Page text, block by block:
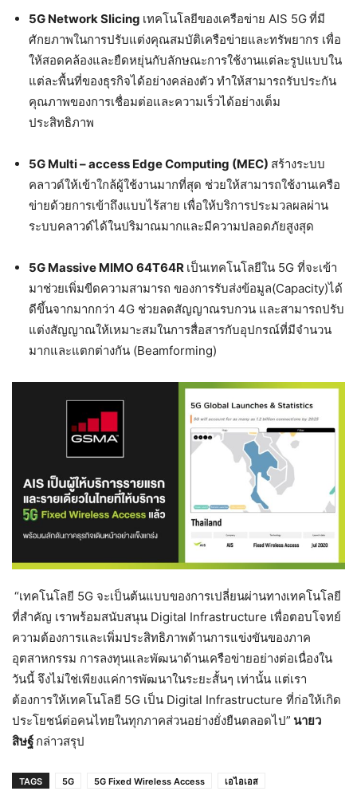
5G Network Slicing เทคโนโลยีของเครือข่าย AIS 5Gที่มี
ศักยภาพในการปรับแต่งคุณสมบัติเครือข่ายและทรัพยากร เพื่อ
ให้สอดคล้องและยืดหยุ่นกับลักษณะการใช้งานแต่ละรูปแบบใน
แต่ละพื้นที่ของธุรกิจได้อย่างคล่องตัว ทำให้สามารถรับประกัน
คุณภาพของการเชื่อมต่อและความเร็วได้อย่างเต็ม
ประสิทธิภาพ
5G Multi – access Edge Computing (MEC) สร้างระบบ
คลาวด์ให้เข้าใกล้ผู้ใช้งานมากที่สุด ช่วยให้สามารถใช้งานเครือ
ข่ายด้วยการเข้าถึงแบบไร้สาย เพื่อให้บริการประมวลผลผ่าน
ระบบคลาวด์ได้ในปริมาณมากและมีความปลอดภัยสูงสุด
5G Massive MIMO 64T64R เป็นเทคโนโลยีใน 5G ที่จะเข้า
มาช่วยเพิ่มขีดความสามารถ ของการรับส่งข้อมูล(Capacity)ได้
ดีขึ้นจากมากกว่า 4G ช่วยลดสัญญาณรบกวน และสามารถปรับ
แต่งสัญญาณให้เหมาะสมในการสื่อสารกับอุปกรณ์ที่มีจำนวน
มากและแตกต่างกัน (Beamforming)
“เทคโนโลยี 5G จะเป็นต้นแบบของการเปลี่ยนผ่านทางเทคโนโลยี
ที่สำคัญ เราพร้อมสนับสนุน Digital Infrastructure เพื่อตอบโจทย์
ความต้องการและเพิ่มประสิทธิภาพด้านการแข่งขันของภาค
อุตสาหกรรม การลงทุนและพัฒนาด้านเครือข่ายอย่างต่อเนื่องใน
วันนี้ จึงไม่ใช่เพียงแค่การพัฒนาในระยะสั้นๆ เท่านั้น แต่เรา
ต้องการให้เทคโนโลยี 5G เป็น Digital Infrastructure ที่ก่อให้เกิด
ประโยชน์ต่อคนไทยในทุกภาคส่วนอย่างยั่งยืนตลอดไป” นายว
สิษฐ์ กล่าวสรุป
TAGS 5G 5G Fixed Wireless Access เอไอเอส